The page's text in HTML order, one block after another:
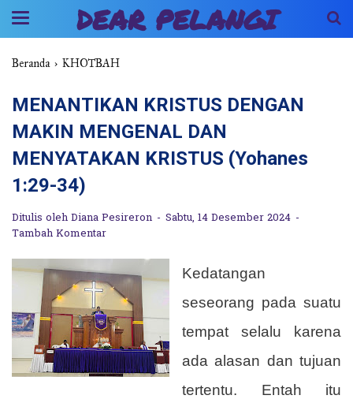
DEAR PELANGI
Beranda › KHOTBAH
MENANTIKAN KRISTUS DENGAN
MAKIN MENGENAL DAN
MENYATAKAN KRISTUS (Yohanes
1:29-34)
Ditulis oleh Diana Pesireron
Sabtu, 14 Desember 2024
Tambah Komentar
Kedatangan
seseorang pada suatu
tempat selalu karena
ada alasan dan tujuan
tertentu. Entah itu